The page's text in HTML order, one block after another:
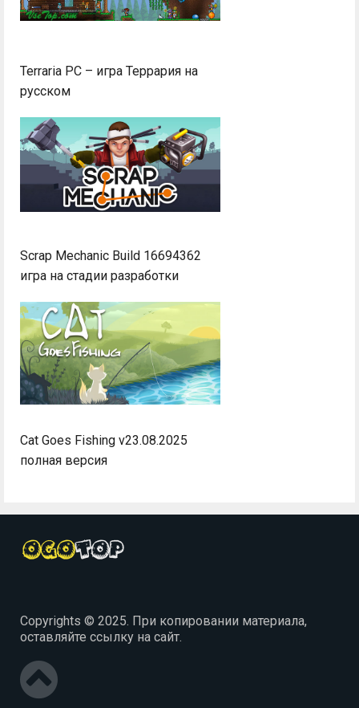
Terraria PC – игра Террария на
русском
Scrap Mechanic Build 16694362
игра на стадии разработки
Cat Goes Fishing v23.08.2025
полная версия
Copyrights © 2025. При копировании материала,
оставляйте ссылку на сайт.